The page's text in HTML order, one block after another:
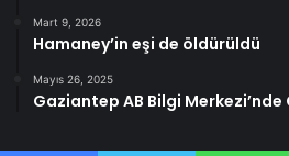
Mart 9, 2026
Hamaney’in eşi de öldürüldü
Mayıs 26, 2025
Gaziantep AB Bilgi Merkezi’nde